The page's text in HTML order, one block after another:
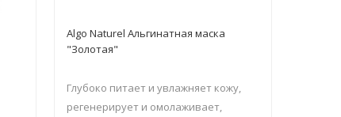
Algo Naturel Альгинатная маска
"Золотая"
Глубоко питает и увлажняет кожу,
регенерирует и омолаживает,